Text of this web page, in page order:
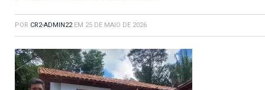
POR CR2-ADMIN22 EM 25 DE MAIO DE 2026